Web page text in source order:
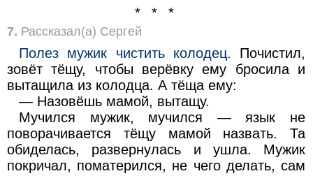
* * *
7. Рассказал(а) Сергей
Полез мужик чистить колодец. Почистил,
зовёт тёщу, чтобы верёвку ему бросила и
вытащила из колодца. А тёща ему:
— Назовёшь мамой, вытащу.
Мучился мужик, мучился — язык не
поворачивается тёщу мамой назвать. Та
обиделась, развернулась и ушла. Мужик
покричал, поматерился, не чего делать, сам